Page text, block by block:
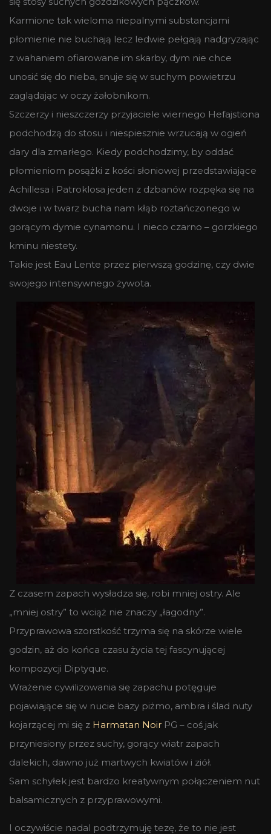
Karmione tak wieloma niepalnymi substancjami
płomienie nie buchają lecz ledwie pełgają nadgryzając
z wahaniem ofiarowane im skarby, dym nie chce
unosić się do nieba, snuje się w suchym powietrzu
zaglądając w oczy żałobnikom.
Szczerzy i nieszczerzy przyjaciele wiernego Hefajstiona
podchodzą do stosu i niespiesznie wrzucają w ogień
dary dla zmarłego. Kiedy podchodzimy, by oddać
płomieniom posążki z kości słoniowej przedstawiające
Achillesa i Patroklosa jeden z dzbanów rozpęka się na
dwoje i w twarz bucha nam kłąb roztańczonego w
gorącym dymie cynamonu. I nieco czarno – gorzkiego
kminu niestety.
Takie jest Eau Lente przez pierwszą godzinę, czy dwie
swojego intensywnego żywota.
Z czasem zapach wysładza się, robi mniej ostry. Ale
„mniej ostry” to wciąż nie znaczy „łagodny”.
Przyprawowa szorstkość trzyma się na skórze wiele
godzin, aż do końca czasu życia tej fascynującej
kompozycji Diptyque.
Wrażenie cywilizowania się zapachu potęguje
pojawiające się w nucie bazy piżmo, ambra i ślad nuty
kojarzącej mi się z Harmatan Noir PG – coś jak
przyniesiony przez suchy, gorący wiatr zapach
dalekich, dawno już martwych kwiatów i ziół.
Sam schyłek jest bardzo kreatywnym połączeniem nut
balsamicznych z przyprawowymi.
I oczywiście nadal podtrzymuję tezę, że to nie jest